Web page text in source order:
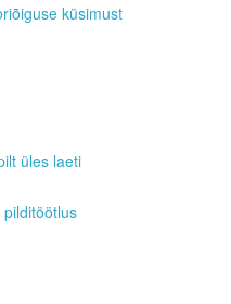
küsimust
üles laeti